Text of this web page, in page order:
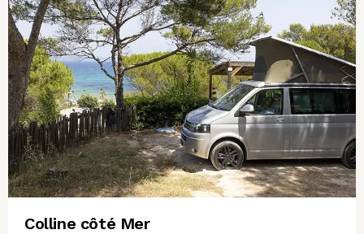
Colline côté Mer